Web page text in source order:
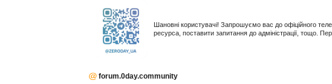
Шановні користувачі! Запрошуємо вас до офіційного
ресурса, поставити запитання до адміністрації, тощо.
forum.0day.community